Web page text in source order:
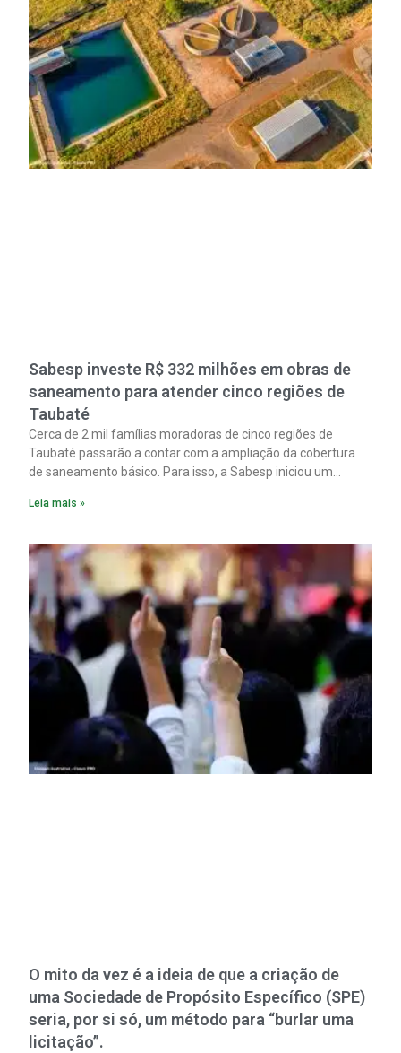
Sabesp investe R$ 332 milhões em obras de
saneamento para atender cinco regiões de
Taubaté
Cerca de 2 mil famílias moradoras de cinco regiões de
Taubaté passarão a contar com a ampliação da cobertura
de saneamento básico. Para isso, a Sabesp iniciou um
milhões.
Leia mais »
O mito da vez é a ideia de que a criação de
uma Sociedade de Propósito Específico (SPE)
seria, por si só, um método para “burlar uma
licitação”.